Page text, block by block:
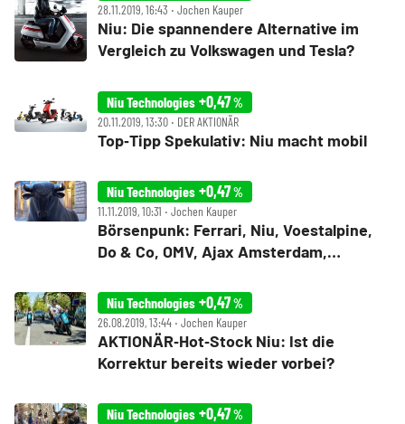
28.11.2019, 16:43 ‧ Jochen Kauper
Niu: Die spannendere Alternative im
Vergleich zu Volkswagen und Tesla?
Niu Technologies +0,47%
20.11.2019, 13:30 ‧ DER AKTIONÄR
Top‑Tipp Spekulativ: Niu macht mobil
Niu Technologies +0,47%
11.11.2019, 10:31 ‧ Jochen Kauper
Börsenpunk: Ferrari, Niu, Voestalpine,
Do & Co, OMV, Ajax Amsterdam,
Österreich oder Holland, Hauptsache
gute Aktien ,)
Niu Technologies +0,47%
26.08.2019, 13:44 ‧ Jochen Kauper
AKTIONÄR‑Hot‑Stock Niu: Ist die
Korrektur bereits wieder vorbei?
Niu Technologies +0,47%